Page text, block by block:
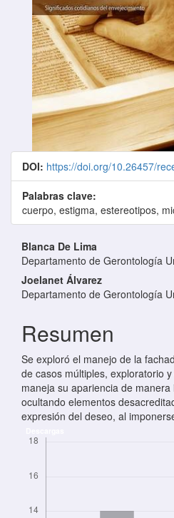
DOI: https://doi.org/10.26457/
Palabras clave:
cuerpo, estigma, estereotipos,
Contenido
Blanca De Lima
Departamento de Gerontología
Joelanet Álvarez
Departamento de Gerontología
Resumen
Se exploró el manejo de la
de casos múltiples, exploratorio
maneja su apariencia de
ocultando elementos
expresión del deseo, al